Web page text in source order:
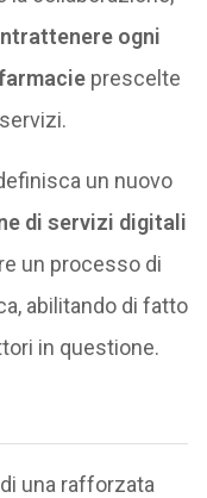
ogni
prescelte
un nuovo
di servizi digitali
un processo di
abilitando di fatto
in questione.
una rafforzata